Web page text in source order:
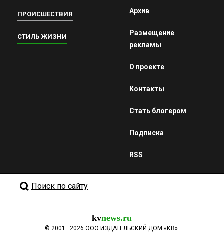
ПРОИСШЕСТВИЯ
СТИЛЬ ЖИЗНИ
Архив
Размещение
рекламы
О проекте
Контакты
Стать блогером
Подписка
RSS
Поиск по сайту
kvnews.ru
© 2001—2026 ООО ИЗДАТЕЛЬСКИЙ ДОМ «КВ».